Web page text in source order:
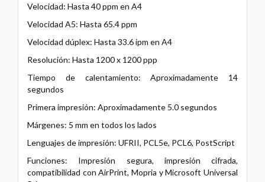
Velocidad: Hasta 40 ppm en A4
Velocidad A5: Hasta 65.4 ppm
Velocidad dúplex: Hasta 33.6 ipm en A4
Resolución: Hasta 1200 x 1200 ppp
Tiempo de calentamiento: Aproximadamente 14
segundos
Primera impresión: Aproximadamente 5.0 segundos
Márgenes: 5 mm en todos los lados
Lenguajes de impresión: UFRII, PCL5e, PCL6, PostScript
Funciones: Impresión segura, impresión cifrada,
compatibilidad con AirPrint, Mopria y Microsoft Universal